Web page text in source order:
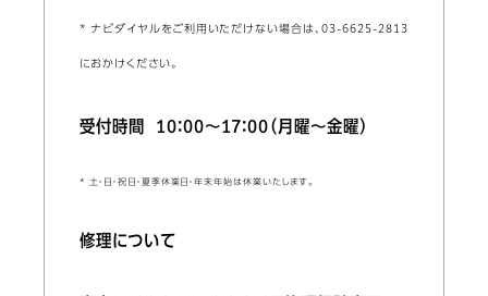
* ナビダイヤルをご利用いただけない場合は、03-6625-2813
におかけください。
受付時間 10：00～17：00（月曜～金曜）
* 土・日・祝日・夏季休業日・年末年始は休業いたします。
修理について